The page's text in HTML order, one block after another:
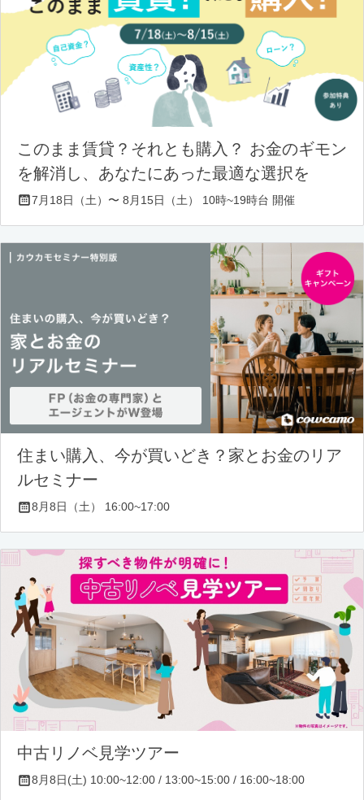
このまま賃貸？それとも購入？ お金のギモン
を解消し、あなたにあった最適な選択を
7月18日（土）〜 8月15日（土） 10時~19時台 開催
住まい購入、今が買いどき？家とお金のリア
ルセミナー
8月8日（土） 16:00~17:00
中古リノベ見学ツアー
8月8日(土) 10:00~12:00 / 13:00~15:00 / 16:00~18:00